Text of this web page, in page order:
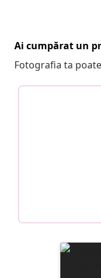
Ai cumpărat un
Fotografia ta